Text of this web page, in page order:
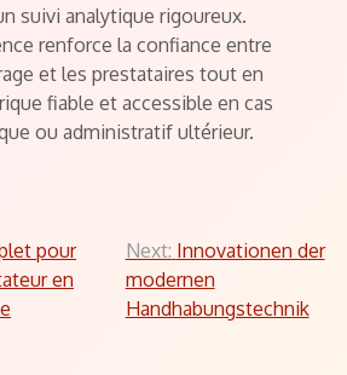
suivi analytique rigoureux.
renforce la confiance entre
et les prestataires tout en
fiable et accessible en cas
ou administratif ultérieur.
pour
en
Next: Innovationen der
modernen
Handhabungstechnik